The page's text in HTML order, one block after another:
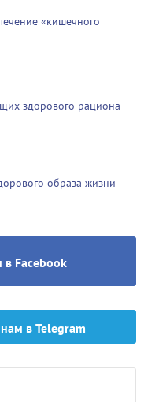
«кишечного
здорового рациона
образа жизни
в Facebook
в Telegram